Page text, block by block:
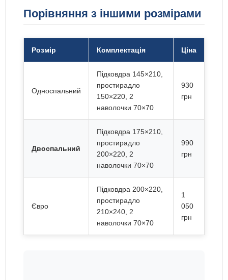
Порівняння з іншими розмірами
Розмір Комплектація Ціна
Односпальний
Підковдра 145×210,
простирадло
150×220, 2
наволочки 70×70
930
грн
Двоспальний
Підковдра 175×210,
простирадло
200×220, 2
наволочки 70×70
990
грн
Євро
Підковдра 200×220,
простирадло
210×240, 2
наволочки 70×70
1
050
грн